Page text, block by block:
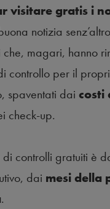
visitare gratis i
notizia
che, magari, hanno
controllo per il
spaventati dai costi
check-up.
di controlli gratuiti è
dai mesi della
.